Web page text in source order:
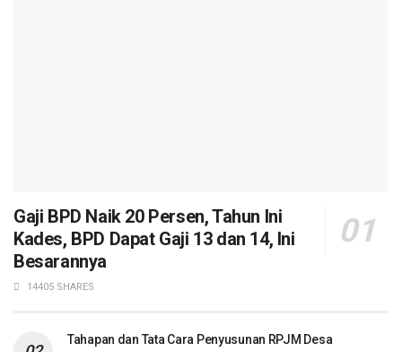
Gaji BPD Naik 20 Persen, Tahun Ini
Kades, BPD Dapat Gaji 13 dan 14, Ini
Besarannya
14405 SHARES
Tahapan dan Tata Cara Penyusunan RPJM Desa